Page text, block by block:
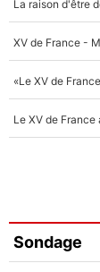
Sondage